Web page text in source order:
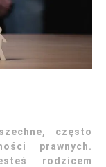
często
prawnych.
rodzicem